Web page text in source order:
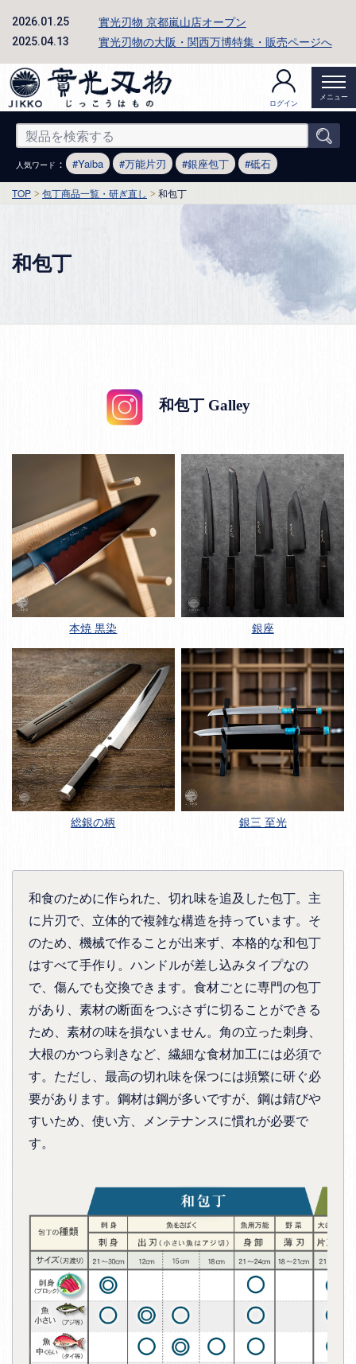
2026.01.25 實光刃物 京都嵐山店オープン
2025.04.13 實光刃物の大阪・関西万博特集・販売ページへ
ログイン
メニュー
人気ワード ： Yaiba 万能片刃 銀座包丁 砥石
TOP 包丁商品一覧・研ぎ直し 和包丁
和包丁
和包丁 Galley
本焼 黒染 銀座
総銀の柄 銀三 至光
和食のために作られた、切れ味を追及した包丁。主
に片刃で、立体的で複雑な構造を持っています。そ
のため、機械で作ることが出来ず、本格的な和包丁
はすべて手作り。ハンドルが差し込みタイプなの
で、傷んでも交換できます。食材ごとに専門の包丁
があり、素材の断面をつぶさずに切ることができる
ため、素材の味を損ないません。角の立った刺身、
大根のかつら剥きなど、繊細な食材加工には必須で
す。ただし、最高の切れ味を保つには頻繁に研ぐ必
要があります。鋼材は鋼が多いですが、鋼は錆びや
すいため、使い方、メンテナンスに慣れが必要で
す。